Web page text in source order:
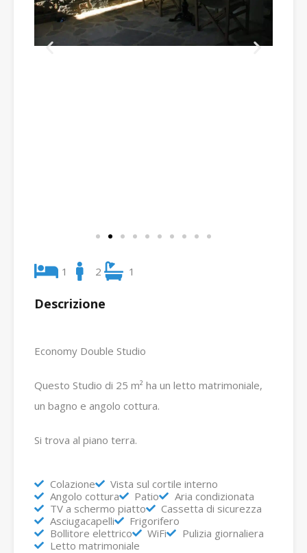
1 2 1
Descrizione
Economy Double Studio
Questo Studio di 25 m² ha un letto matrimoniale,
un bagno e angolo cottura.
Si trova al piano terra.
Colazione
Vista sul cortile interno
Angolo cottura
Patio
Aria condizionata
TV a schermo piatto
Cassetta di sicurezza
Asciugacapelli
Frigorifero
Bollitore elettrico
WiFi
Pulizia giornaliera
Letto matrimoniale